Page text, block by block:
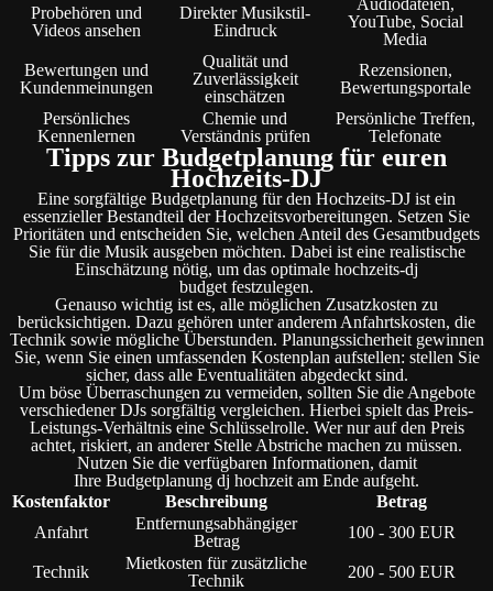
Probehören und
Videos ansehen
Direkter Musikstil-
Eindruck
YouTube, Social
Media
Bewertungen und
Kundenmeinungen
Qualität und
Zuverlässigkeit
einschätzen
Rezensionen,
Bewertungsportale
Persönliches
Kennenlernen
Chemie und
Verständnis prüfen
Persönliche Treffen,
Telefonate
Tipps zur Budgetplanung für euren
Hochzeits-DJ
Eine sorgfältige Budgetplanung für den Hochzeits-DJ ist ein
essenzieller Bestandteil der Hochzeitsvorbereitungen. Setzen Sie
Prioritäten und entscheiden Sie, welchen Anteil des Gesamtbudgets
Sie für die Musik ausgeben möchten. Dabei ist eine realistische
Einschätzung nötig, um das optimale hochzeits-dj
budget festzulegen.
Genauso wichtig ist es, alle möglichen Zusatzkosten zu
berücksichtigen. Dazu gehören unter anderem Anfahrtskosten, die
Technik sowie mögliche Überstunden. Planungssicherheit gewinnen
Sie, wenn Sie einen umfassenden Kostenplan aufstellen: stellen Sie
sicher, dass alle Eventualitäten abgedeckt sind.
Um böse Überraschungen zu vermeiden, sollten Sie die Angebote
verschiedener DJs sorgfältig vergleichen. Hierbei spielt das Preis-
Leistungs-Verhältnis eine Schlüsselrolle. Wer nur auf den Preis
achtet, riskiert, an anderer Stelle Abstriche machen zu müssen.
Nutzen Sie die verfügbaren Informationen, damit
Ihre Budgetplanung dj hochzeit am Ende aufgeht.
Kostenfaktor
Beschreibung
Betrag
Anfahrt
Entfernungsabhängiger
Betrag
100 - 300 EUR
Technik
Mietkosten für zusätzliche
Technik
200 - 500 EUR